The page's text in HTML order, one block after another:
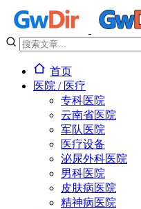
首页
医院 / 医疗
专科医院
云南省医院
军队医院
医疗设备
泌尿外科医院
男科医院
皮肤病医院
精神病医院